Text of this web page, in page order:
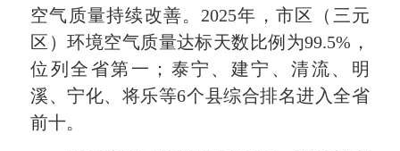
空气质量持续改善。2025年，市区（三元
区）环境空气质量达标天数比例为99.5%，
位列全省第一；泰宁、建宁、清流、明
溪、宁化、将乐等6个县综合排名进入全省
前十。